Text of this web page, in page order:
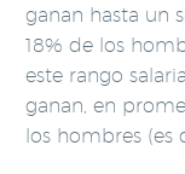
ganan hasta un
18% de los
este rango
ganan, en
los hombres (es